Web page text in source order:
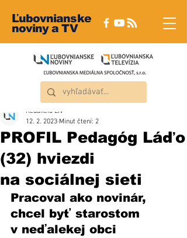
Ľubovnianske
noviny a TV
PROFIL Pedagóg Láďo
(32) hviezdi
na sociálnej sieti
Redakcia ĽN
12. 2. 2023 Minut čtení: 2
Pracoval ako novinár,
chcel byť starostom
v neďalekej obci